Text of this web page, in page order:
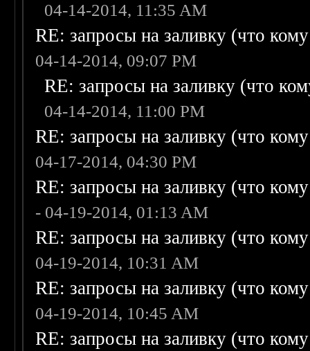
04-14-2014, 11:35 AM
RE: запросы на заливку (что
04-14-2014, 09:07 PM
RE: запросы на заливку (что
04-14-2014, 11:00 PM
RE: запросы на заливку (что
04-17-2014, 04:30 PM
RE: запросы на заливку (что
- 04-19-2014, 01:13 AM
RE: запросы на заливку (что
04-19-2014, 10:31 AM
RE: запросы на заливку (что
04-19-2014, 10:45 AM
RE: запросы на заливку (что